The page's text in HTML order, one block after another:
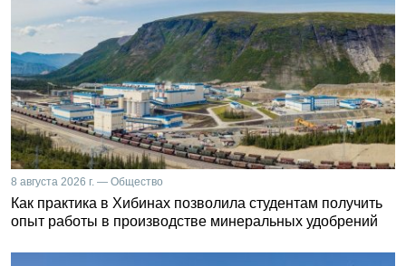
8 августа 2026 г. — Общество
Как практика в Хибинах позволила студентам получить
опыт работы в производстве минеральных удобрений